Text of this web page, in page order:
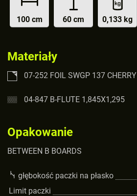
100 cm 60 cm 0,133 kg
Materiały
07-252 FOIL SWGP 137 CHERRY
04-847 B-FLUTE 1,845X1,295
Opakowanie
BETWEEN B BOARDS
głębokość paczki na płasko
Limit paczki